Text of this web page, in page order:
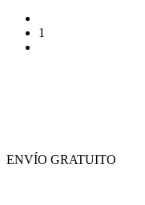
1
ENVÍO GRATUITO